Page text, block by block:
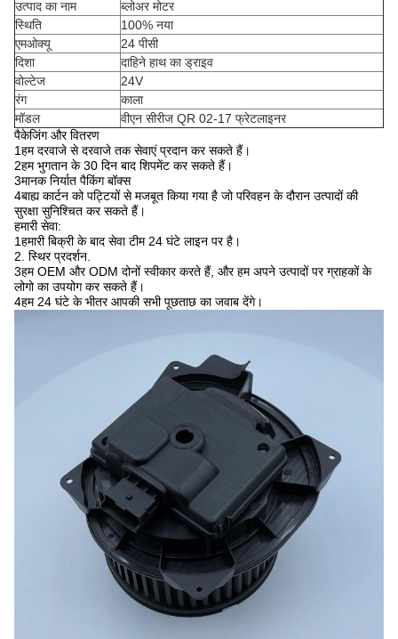
उत्पाद का नाम
ब्लोअर मोटर
स्थिति
100% नया
एमओक्यू
24 पीसी
दिशा
दाहिने हाथ का ड्राइव
वोल्टेज
24V
रंग
काला
मॉडल
वीएन सीरीज QR 02-17 फ्रेटलाइनर
पैकेजिंग और वितरण
1हम दरवाजे से दरवाजे तक सेवाएं प्रदान कर सकते हैं।
2हम भुगतान के 30 दिन बाद शिपमेंट कर सकते हैं।
3मानक निर्यात पैकिंग बॉक्स
4बाह्य कार्टन को पट्टियों से मजबूत किया गया है जो परिवहन के दौरान उत्पादों की
सुरक्षा सुनिश्चित कर सकते हैं।
हमारी सेवा:
1हमारी बिक्री के बाद सेवा टीम 24 घंटे लाइन पर है।
2. स्थिर प्रदर्शन.
3हम OEM और ODM दोनों स्वीकार करते हैं, और हम अपने उत्पादों पर ग्राहकों के
लोगो का उपयोग कर सकते हैं।
4हम 24 घंटे के भीतर आपकी सभी पूछताछ का जवाब देंगे।